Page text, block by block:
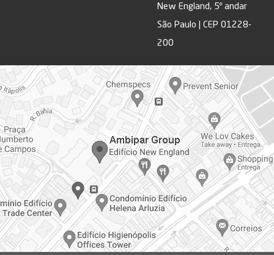
New England, 5º andar
São Paulo | CEP 01228-
200